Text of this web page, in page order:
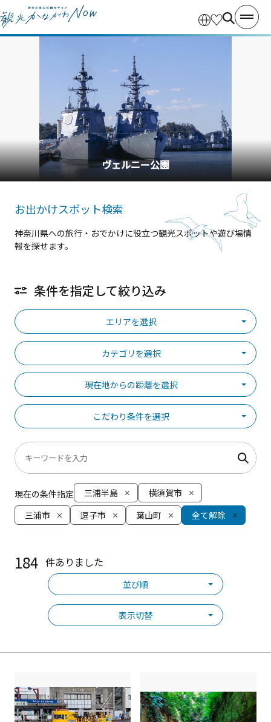
横浜中華街
お出かけスポット検索
神奈川県への旅行・おでかけに役立つ観光スポットや遊び場情
報を探せます。
条件を指定して絞り込み
エリアを選択
カテゴリを選択
現在地からの距離を選択
こだわり条件を選択
現在の条件指定 三浦半島
横須賀市
三浦市
逗子市 葉山町 全て解除
184 件ありました
並び順
表示切替